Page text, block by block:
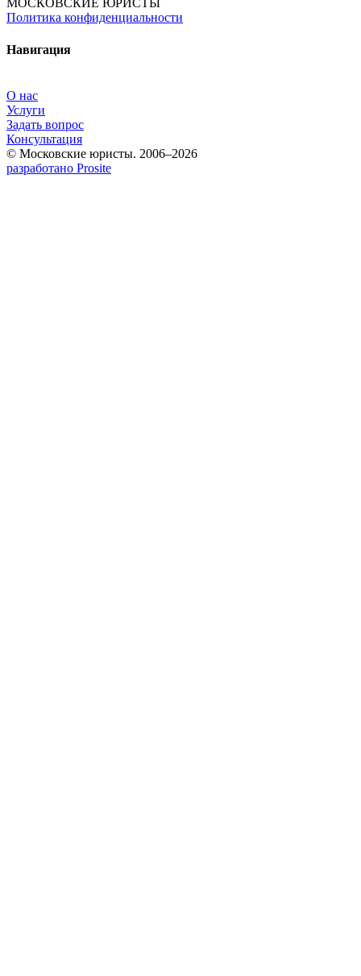
МОСКОВСКИЕ ЮРИСТЫ
Политика конфиденциальности
Навигация
О нас
Услуги
Задать вопрос
Консультация
© Московские юристы. 2006–2026
разработано Prosite